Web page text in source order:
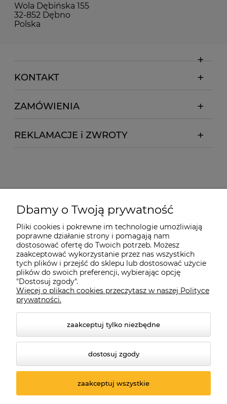
Wola Dębińska 155
32-852 Dębno
Polska
KONTAKT
ZAMÓWIENIA
REKLAMACJE i ZWROTY
© 2026 suprabike.pl. Wszelkie prawa zastrzeżone.
Styl graficzny ShopGadget.pl Sklep internetowy Shoper.pl
Dbamy o Twoją prywatność
Pliki cookies i pokrewne im technologie umożliwiają
poprawne działanie strony i pomagają nam
dostosować ofertę do Twoich potrzeb. Możesz
zaakceptować wykorzystanie przez nas wszystkich
tych plików i przejść do sklepu lub dostosować użycie
plików do swoich preferencji, wybierając opcję
"Dostosuj zgody".
Więcej o plikach cookies przeczytasz w naszej Polityce
prywatności.
zaakceptuj tylko niezbędne
dostosuj zgody
zaakceptuj wszystkie